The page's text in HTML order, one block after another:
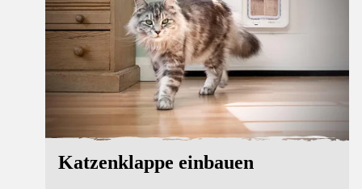
Katzenklappe einbauen